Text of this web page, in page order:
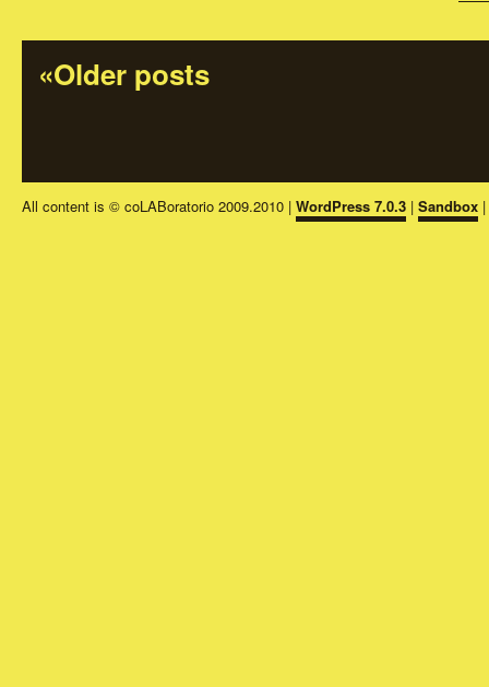
«Older posts
All content is © coLABoratorio 2009.2010 | WordPress 7.0.3 | Sandbox |